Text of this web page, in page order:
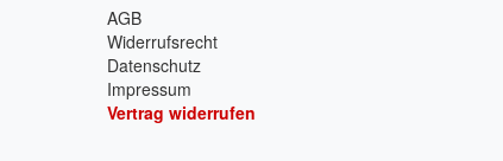
AGB
Widerrufsrecht
Datenschutz
Impressum
Vertrag widerrufen